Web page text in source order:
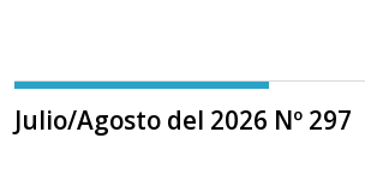
Julio/Agosto del 2026 Nº 297